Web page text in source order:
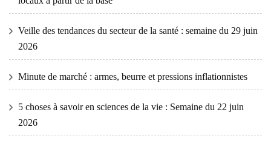
Veille des tendances du secteur de la santé : semaine du 29 juin
2026
Minute de marché : armes, beurre et pressions inflationnistes
5 choses à savoir en sciences de la vie : Semaine du 22 juin
2026